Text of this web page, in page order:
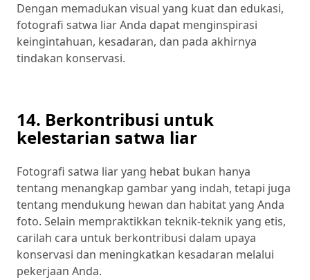
Dengan memadukan visual yang kuat dan edukasi,
fotografi satwa liar Anda dapat menginspirasi
keingintahuan, kesadaran, dan pada akhirnya
tindakan konservasi.
14. Berkontribusi untuk
kelestarian satwa liar
Fotografi satwa liar yang hebat bukan hanya
tentang menangkap gambar yang indah, tetapi juga
tentang mendukung hewan dan habitat yang Anda
foto. Selain mempraktikkan teknik-teknik yang etis,
carilah cara untuk berkontribusi dalam upaya
konservasi dan meningkatkan kesadaran melalui
pekerjaan Anda.